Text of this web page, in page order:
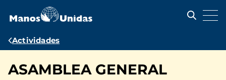
contenido
Ruta
navegación
Actividades
ASAMBLEA GENERAL